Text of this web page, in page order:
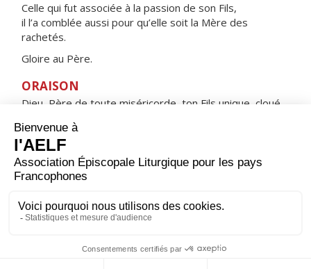
Celle qui fut associée à la passion de son Fils,
il l’a comblée aussi pour qu’elle soit la Mère des
rachetés.
Gloire au Père.
ORAISON
Dieu, Père de toute miséricorde, ton Fils unique, cloué
sa mère, soit aussi notre mère ; accorde à ton Église,
soutenue par son amour, la joie de donner naissance à
des enfants toujours plus nombreux, de les voir grandir
en sainteté et d’attirer à elle toutes les familles des
vit et règne avec toi dans l’unité du Saint-Esprit,
pour les siècles des siècles.